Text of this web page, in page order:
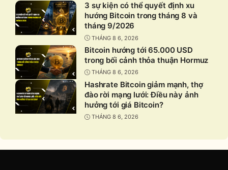
3 sự kiện có thể quyết định xu
hướng Bitcoin trong tháng 8 và
tháng 9/2026
THÁNG 8 6, 2026
Bitcoin hướng tới 65.000 USD
trong bối cảnh thỏa thuận Hormuz
THÁNG 8 6, 2026
Hashrate Bitcoin giảm mạnh, thợ
đào rời mạng lưới: Điều này ảnh
hưởng tới giá Bitcoin?
THÁNG 8 6, 2026